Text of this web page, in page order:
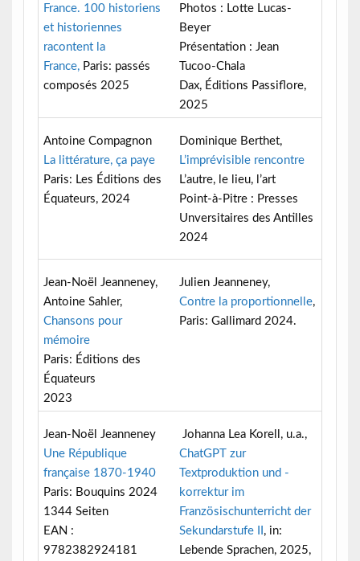
France. 100 historiens
et historiennes
racontent la
France, Paris: passés
composés 2025
Photos : Lotte Lucas-
Beyer
Présentation : Jean
Tucoo-Chala
Dax, Éditions Passiflore,
2025
Antoine Compagnon
La littérature, ça paye
Paris: Les Éditions des
Équateurs, 2024
Dominique Berthet,
L’imprévisible rencontre
L’autre, le lieu, l’art
Point-à-Pitre : Presses
Unversitaires des Antilles
2024
Jean-Noël Jeanneney,
Antoine Sahler,
Chansons pour
mémoire
Paris: Éditions des
Équateurs
2023
Julien Jeanneney,
Contre la proportionnelle,
Paris: Gallimard 2024.
Jean-Noël Jeanneney
Une République
française 1870-1940
Paris: Bouquins 2024
1344 Seiten
EAN :
9782382924181
Johanna Lea Korell, u.a.,
ChatGPT zur
Textproduktion und -
korrektur im
Französischunterricht der
Sekundarstufe II , in:
Lebende Sprachen, 2025,